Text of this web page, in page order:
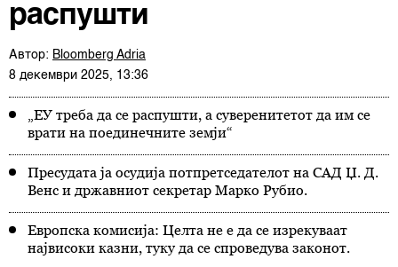
распушти
Автор: Bloomberg Adria
8 декември 2025, 13:36
„ЕУ треба да се распушти, а суверенитетот да им се
врати на поединечните земји“
Пресудата ја осудија потпретседателот на САД Џ. Д.
Венс и државниот секретар Марко Рубио.
Европска комисија: Целта не е да се изрекуваат
највисоки казни, туку да се спроведува законот.